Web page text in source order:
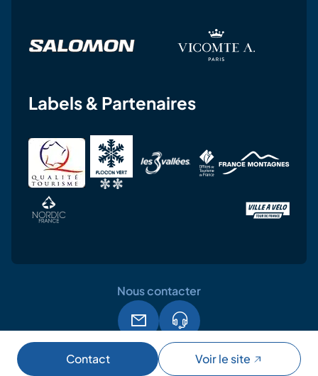
Contact Voir le site
Labels & Partenaires
Mentions légales
Nous contacter